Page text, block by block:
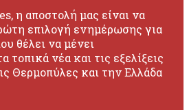
η αποστολή μας είναι να
επιλογή ενημέρωσης για
θέλει να μένει
τοπικά νέα και τις εξελίξεις
Θερμοπύλες και την Ελλάδα